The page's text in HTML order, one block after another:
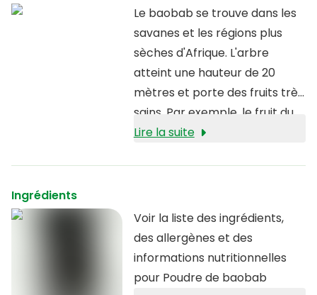
Le baobab se trouve dans les
savanes et les régions plus
sèches d'Afrique. L'arbre
atteint une hauteur de 20
mètres et porte des fruits très
sains. Par exemple, le fruit du
baobab est une source
Lire la suite
Ingrédients
Voir la liste des ingrédients,
des allergènes et des
informations nutritionnelles
pour Poudre de baobab